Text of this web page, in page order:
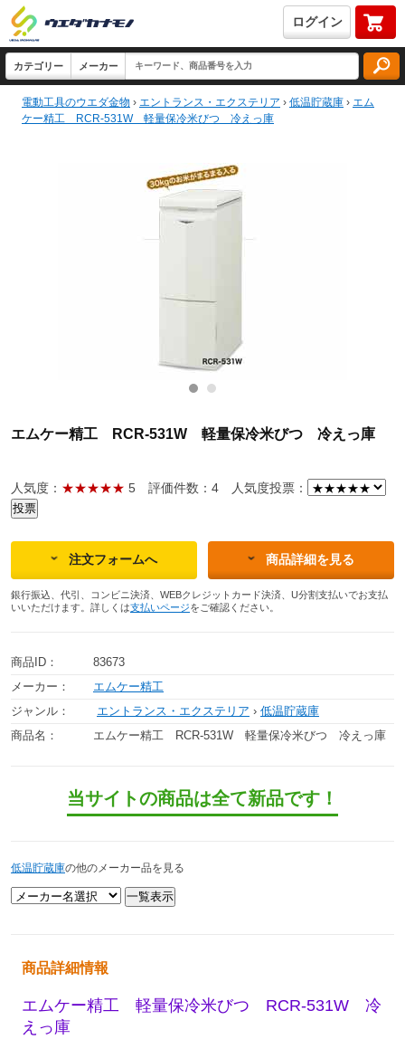
ログイン
電動工具のウエダ金物 › エントランス・エクステリア › 低温貯蔵庫 › エム
ケー精工 RCR-531W 軽量保冷米びつ 冷えっ庫
エムケー精工 RCR-531W 軽量保冷米びつ 冷えっ庫
人気度： ★★★★★ 5 評価件数：4 人気度投票：
注文フォームへ 商品詳細を見る
銀行振込、代引、コンビニ決済、WEBクレジットカード決済、U分割支払いでお支払
いいただけます。詳しくは支払いページをご確認ください。
商品ID：
83673
メーカー：
エムケー精工
ジャンル：
エントランス・エクステリア › 低温貯蔵庫
商品名：
エムケー精工 RCR-531W 軽量保冷米びつ 冷えっ庫
当サイトの商品は全て新品です！
低温貯蔵庫の他のメーカー品を見る
商品詳細情報
エムケー精工 軽量保冷米びつ RCR-531W 冷
えっ庫